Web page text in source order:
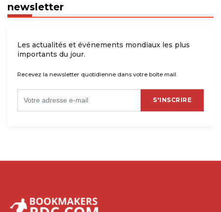
newsletter
Les actualités et événements mondiaux les plus
importants du jour.
Recevez la newsletter quotidienne dans votre boîte mail.
S'INSCRIRE